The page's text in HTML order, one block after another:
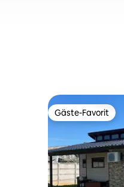
Gäste-Favorit
Gäste-Favorit